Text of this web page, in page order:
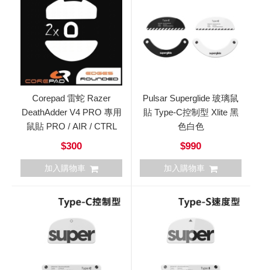
Corepad 雷蛇 Razer
DeathAdder V4 PRO 專用
鼠貼 PRO / AIR / CTRL
$300
加入購物車
Pulsar Superglide 玻璃鼠
貼 Type-C控制型 Xlite 黑
色白色
$990
加入購物車